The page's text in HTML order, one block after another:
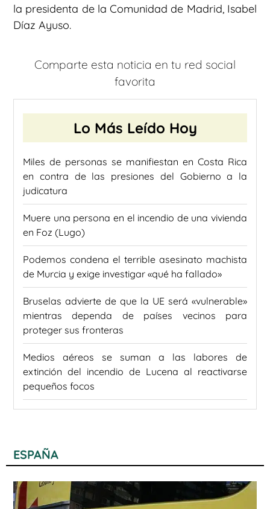
la presidenta de la Comunidad de Madrid, Isabel
Díaz Ayuso.
Comparte esta noticia en tu red social
favorita
Lo Más Leído Hoy
Miles de personas se manifiestan en Costa Rica
en contra de las presiones del Gobierno a la
judicatura
Muere una persona en el incendio de una vivienda
en Foz (Lugo)
Podemos condena el terrible asesinato machista
de Murcia y exige investigar «qué ha fallado»
Bruselas advierte de que la UE será «vulnerable»
mientras dependa de países vecinos para
proteger sus fronteras
Medios aéreos se suman a las labores de
extinción del incendio de Lucena al reactivarse
pequeños focos
ESPAÑA